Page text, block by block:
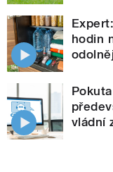
hodin
vládní